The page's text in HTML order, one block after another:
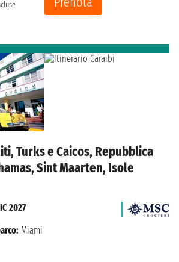
Turks e Caicos, Repubblica
Sint Maarten, Isole
2027
Miami